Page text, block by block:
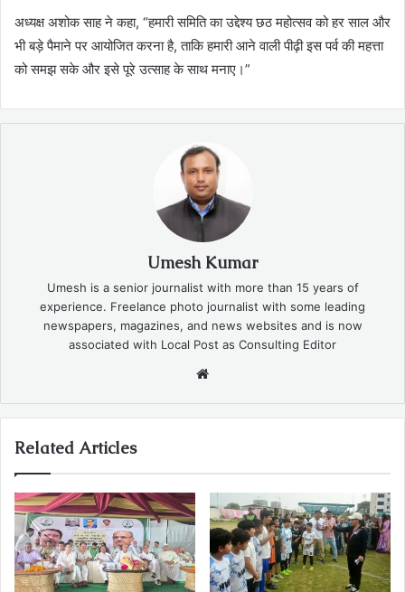
अध्यक्ष अशोक साह ने कहा, “हमारी समिति का उद्देश्य छठ महोत्सव को हर साल और
भी बड़े पैमाने पर आयोजित करना है, ताकि हमारी आने वाली पीढ़ी इस पर्व की महत्ता
को समझ सके और इसे पूरे उत्साह के साथ मनाए।”
Umesh Kumar
Umesh is a senior journalist with more than 15 years of
experience. Freelance photo journalist with some leading
newspapers, magazines, and news websites and is now
associated with Local Post as Consulting Editor
Related Articles